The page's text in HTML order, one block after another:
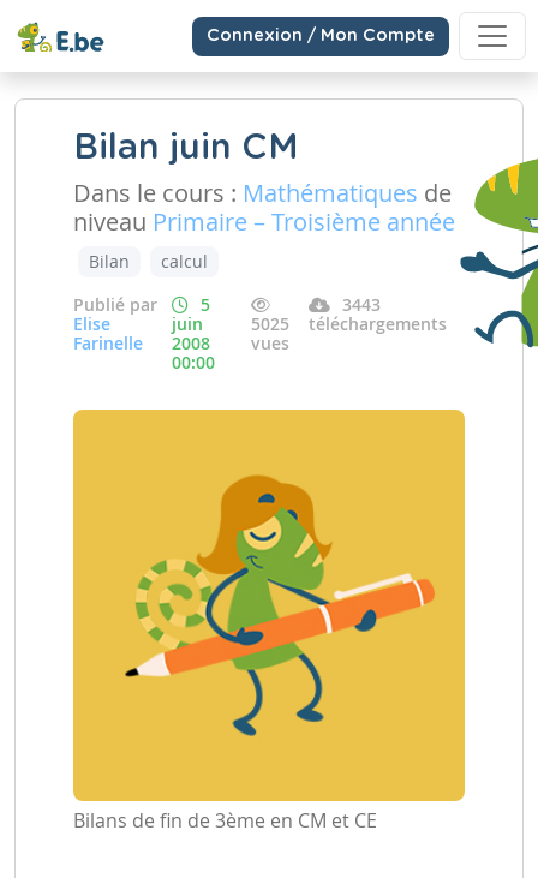
Connexion / Mon Compte
Bilan juin CM
Dans le cours : Mathématiques de
niveau Primaire – Troisième année
Bilan
calcul
Publié par
Elise
Farinelle
5
juin
2008
00:00
5025
vues
3443
téléchargements
Bilans de fin de 3ème en CM et CE